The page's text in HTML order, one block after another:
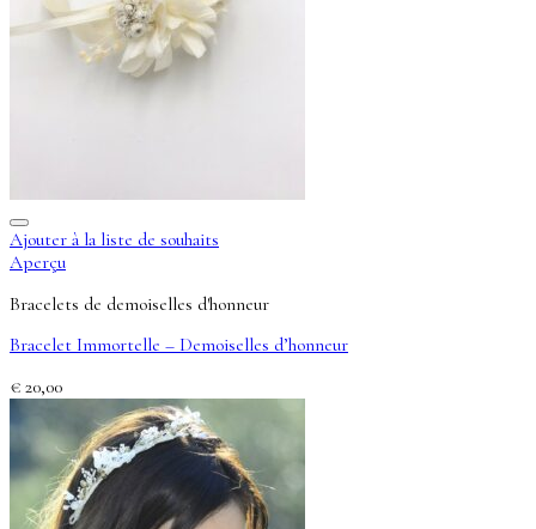
Ajouter à la liste de souhaits
Aperçu
Bracelets de demoiselles d'honneur
Bracelet Immortelle – Demoiselles d’honneur
€ 20,00